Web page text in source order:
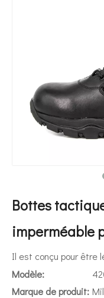
Bottes
imperméable
Il est conçu pour être
Modèle:
Marque de produit: